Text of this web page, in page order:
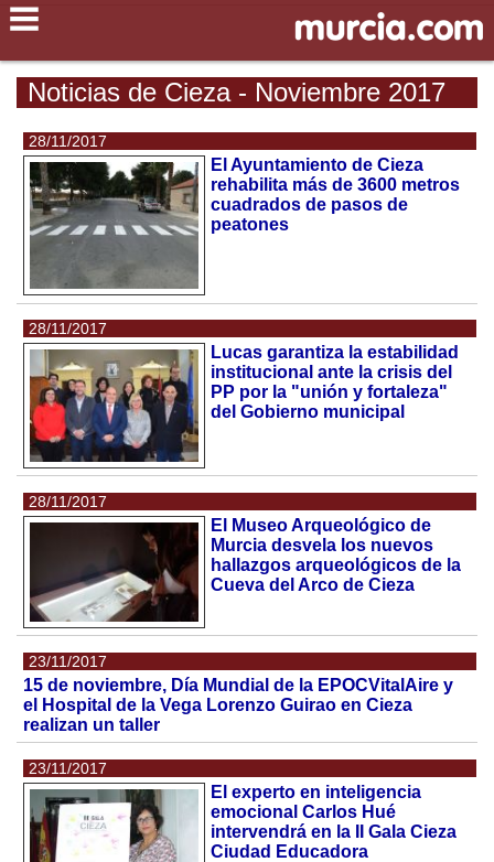
Noticias de Cieza - Noviembre 2017
28/11/2017
El Ayuntamiento de Cieza
rehabilita más de 3600 metros
cuadrados de pasos de
peatones
28/11/2017
Lucas garantiza la estabilidad
institucional ante la crisis del
PP por la "unión y fortaleza"
del Gobierno municipal
28/11/2017
El Museo Arqueológico de
Murcia desvela los nuevos
hallazgos arqueológicos de la
Cueva del Arco de Cieza
23/11/2017
15 de noviembre, Día Mundial de la EPOCVitalAire y
el Hospital de la Vega Lorenzo Guirao en Cieza
realizan un taller
23/11/2017
El experto en inteligencia
emocional Carlos Hué
intervendrá en la II Gala Cieza
Ciudad Educadora